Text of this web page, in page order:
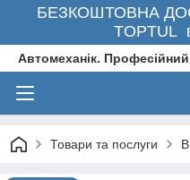
БЕЗКОШТОВНА
TOPTUL
Автомеханік.
Товари та послуги